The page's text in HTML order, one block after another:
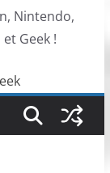
Nintendo,
Geek !